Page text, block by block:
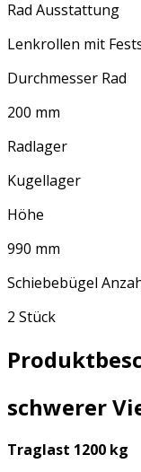
Rad Ausstattung
Lenkrollen mit
Durchmesser Rad
200 mm
Radlager
Kugellager
Höhe
990 mm
Schiebebügel
2 Stück
schwerer
Traglast 1200 kg